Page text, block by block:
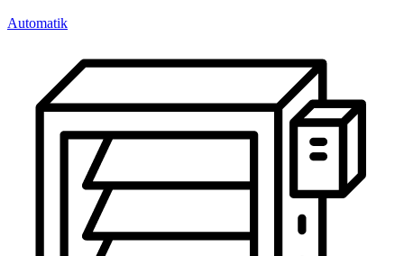
Automatik